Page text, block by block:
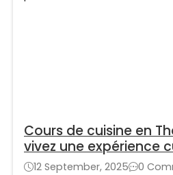
Cours de cuisine en
vivez une expérience
inoubliable
12 September, 2025
0